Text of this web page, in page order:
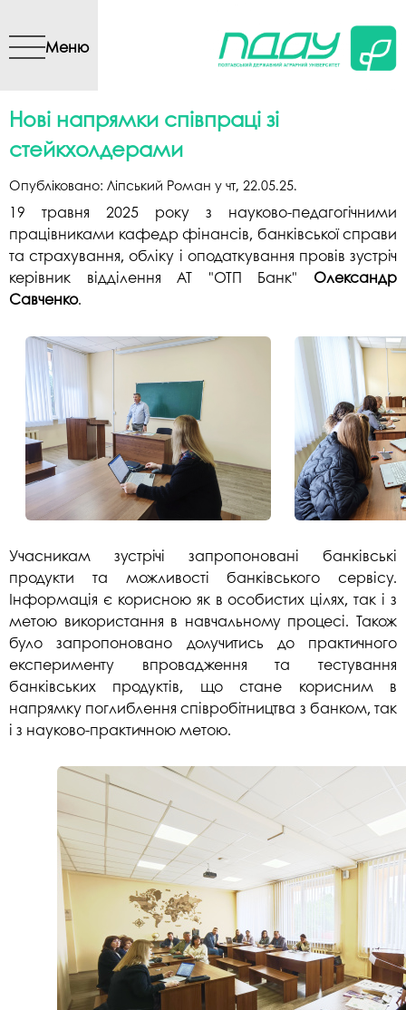
вмісту
Меню
Нові напрямки співпраці зі
стейкхолдерами
Опубліковано: Ліпський Роман у чт, 22.05.25.
19 травня 2025 року з науково-педагогічними
працівниками кафедр фінансів, банківської справи
та страхування, обліку і оподаткування провів зустріч
керівник відділення АТ "ОТП Банк" Олександр
Савченко.
Учасникам зустрічі запропоновані банківські
продукти та можливості банківського сервісу.
Інформація є корисною як в особистих цілях, так і з
метою використання в навчальному процесі. Також
було запропоновано долучитись до практичного
експерименту впровадження та тестування
банківських продуктів, що стане корисним в
напрямку поглиблення співробітництва з банком, так
і з науково-практичною метою.